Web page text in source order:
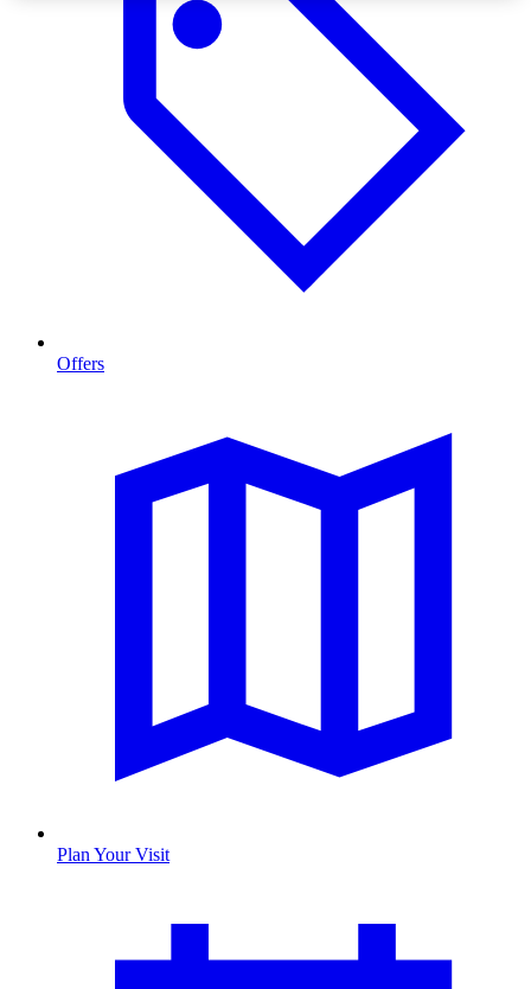
Offers
Plan Your Visit